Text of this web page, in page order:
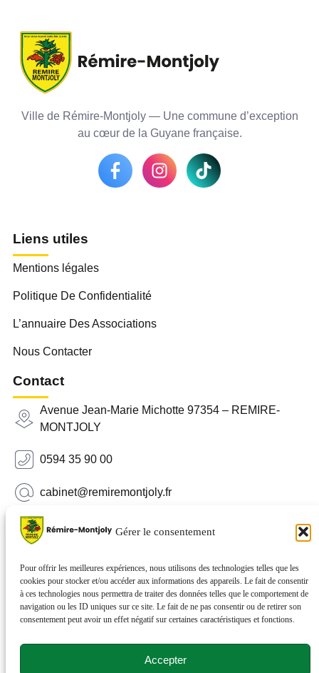
Gérer le consentement
Pour offrir les meilleures expériences, nous utilisons des technologies telles que les
cookies pour stocker et/ou accéder aux informations des appareils. Le fait de consentir
à ces technologies nous permettra de traiter des données telles que le comportement de
navigation ou les ID uniques sur ce site. Le fait de ne pas consentir ou de retirer son
consentement peut avoir un effet négatif sur certaines caractéristiques et fonctions.
Accepter
Ville de Rémire-Montjoly — Une commune d’exception
au cœur de la Guyane française.
Liens utiles
Mentions légales
Politique De Confidentialité
L’annuaire Des Associations
Nous Contacter
Contact
Avenue Jean-Marie Michotte 97354 – REMIRE-
MONTJOLY
0594 35 90 00
cabinet@remiremontjoly.fr
Newsletter
nouvelles de votre commune.